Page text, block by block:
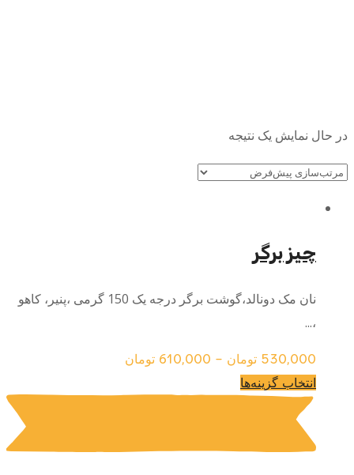
در حال نمایش یک نتیجه
چیز برگر
نان مک دونالد،گوشت برگر درجه یک 150 گرمی ،پنیر، کاهو
،...
530,000 تومان –
610,000 تومان
انتخاب گزینه‌ها
انواع